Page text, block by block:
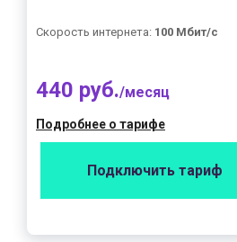
Скорость интернета: 100 Мбит/с
440 руб./месяц
Подробнее о тарифе
Подключить тариф